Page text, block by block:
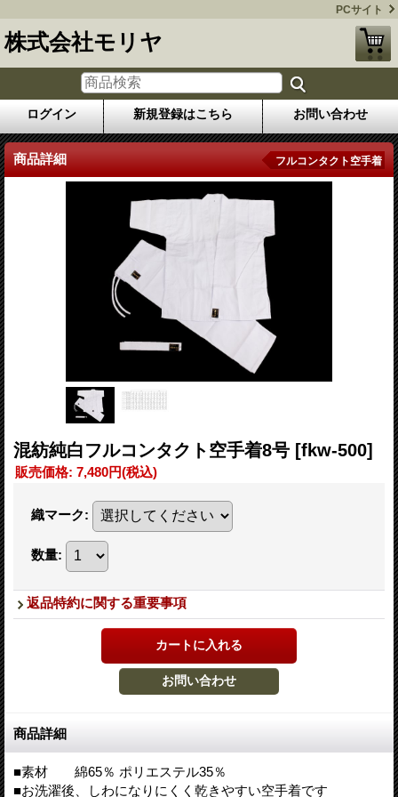
PCサイト
株式会社モリヤ
ログイン 新規登録はこちら お問い合わせ
商品詳細 フルコンタクト空手着
混紡純白フルコンタクト空手着8号 [fkw-500]
販売価格: 7,480円(税込)
織マーク:
数量:
返品特約に関する重要事項
商品詳細
■素材 綿65％ ポリエステル35％
■お洗濯後、しわになりにくく乾きやすい空手着です